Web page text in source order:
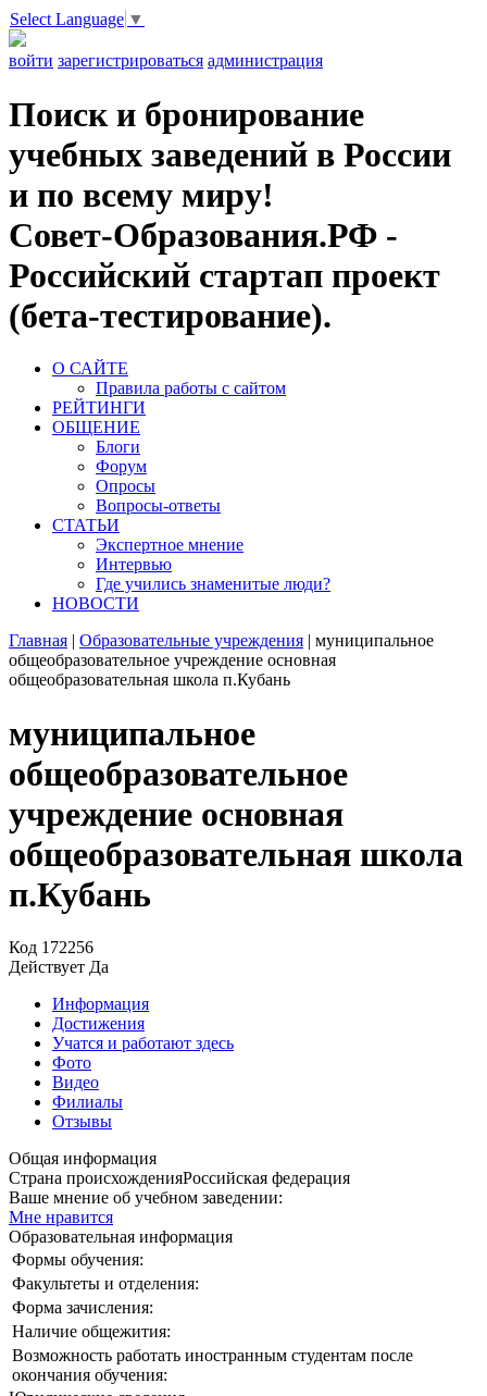
Select Language ▼
войти зарегистрироваться администрация
Поиск и бронирование
учебных заведений в России
и по всему миру!
Совет-Образования.РФ -
Российский стартап проект
(бета-тестирование).
О САЙТЕ
Правила работы с сайтом
РЕЙТИНГИ
ОБЩЕНИЕ
Блоги
Форум
Опросы
Вопросы-ответы
СТАТЬИ
Экспертное мнение
Интервью
Где учились знаменитые люди?
НОВОСТИ
Главная | Образовательные учреждения | муниципальное
общеобразовательное учреждение основная
общеобразовательная школа п.Кубань
муниципальное
общеобразовательное
учреждение основная
общеобразовательная школа
п.Кубань
Код 172256
Действует Да
Информация
Достижения
Учатся и работают здесь
Фото
Видео
Филиалы
Отзывы
Общая информация
Страна происхожденияРоссийская федерация
Ваше мнение об учебном заведении:
Мне нравится
Образовательная информация
Формы обучения:
Факультеты и отделения:
Форма зачисления:
Наличие общежития:
Возможность работать иностранным студентам после
окончания обучения: